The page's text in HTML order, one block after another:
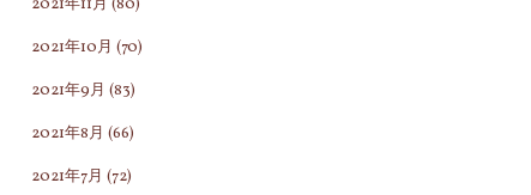
2021年10月 (70)
2021年9月 (83)
2021年8月 (66)
2021年7月 (72)